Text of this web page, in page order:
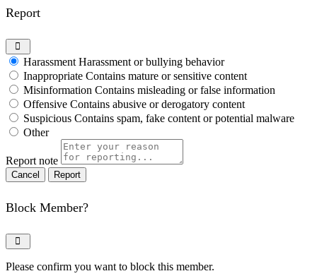
Report
Harassment Harassment or bullying behavior
Inappropriate Contains mature or sensitive content
Misinformation Contains misleading or false information
Offensive Contains abusive or derogatory content
Suspicious Contains spam, fake content or potential malware
Other
Report note
Report
Block Member?
Please confirm you want to block this member.